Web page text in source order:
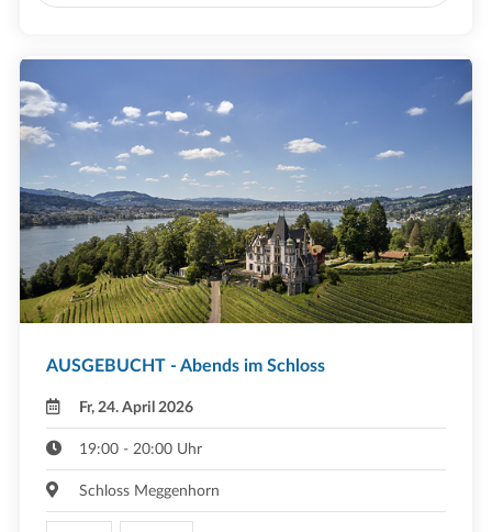
AUSGEBUCHT - Abends im Schloss
Fr, 24. April 2026
19:00 - 20:00 Uhr
Schloss Meggenhorn